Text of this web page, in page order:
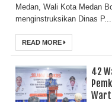
Medan, Wali Kota Medan
menginstruksikan Dinas P...
READ MORE
42